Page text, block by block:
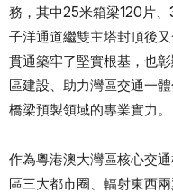
務，其中25米箱梁120片
子洋通道繼雙主塔封頂後
貫通築牢了堅實根基，也
區建設、助力灣區交通一
橋梁預製領域的專業實力。
作為粵港澳大灣區核心交
區三大都市圈、輻射東西